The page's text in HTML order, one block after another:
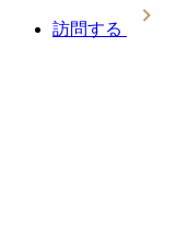
訪問する